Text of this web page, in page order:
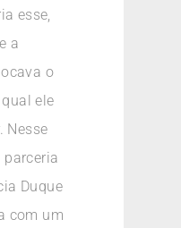
esse,
a
o
ele
Nesse
parceria
Duque
com um